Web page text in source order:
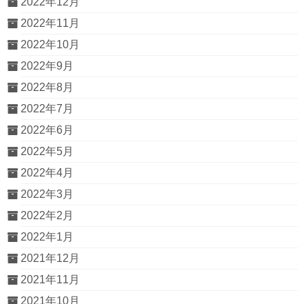
2022年11月
2022年10月
2022年9月
2022年8月
2022年7月
2022年6月
2022年5月
2022年4月
2022年3月
2022年2月
2022年1月
2021年12月
2021年11月
2021年10月